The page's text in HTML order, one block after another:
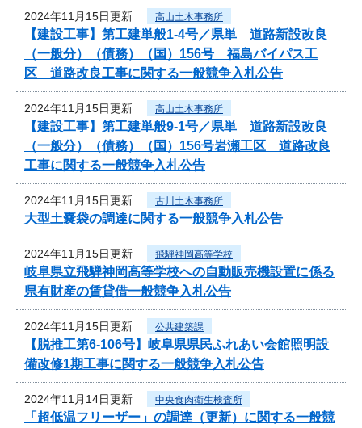
2024年11月15日更新 高山土木事務所
【建設工事】第工建単般1-4号／県単 道路新設改良
（一般分）（債務）（国）156号 福島バイパス工
区 道路改良工事に関する一般競争入札公告
2024年11月15日更新 高山土木事務所
【建設工事】第工建単般9-1号／県単 道路新設改良
（一般分）（債務）（国）156号岩瀬工区 道路改良
工事に関する一般競争入札公告
2024年11月15日更新 古川土木事務所
大型土嚢袋の調達に関する一般競争入札公告
2024年11月15日更新 飛騨神岡高等学校
岐阜県立飛騨神岡高等学校への自動販売機設置に係る
県有財産の賃貸借一般競争入札公告
2024年11月15日更新 公共建築課
【脱推工第6-106号】岐阜県県民ふれあい会館照明設
備改修1期工事に関する一般競争入札公告
2024年11月14日更新 中央食肉衛生検査所
「超低温フリーザー」の調達（更新）に関する一般競